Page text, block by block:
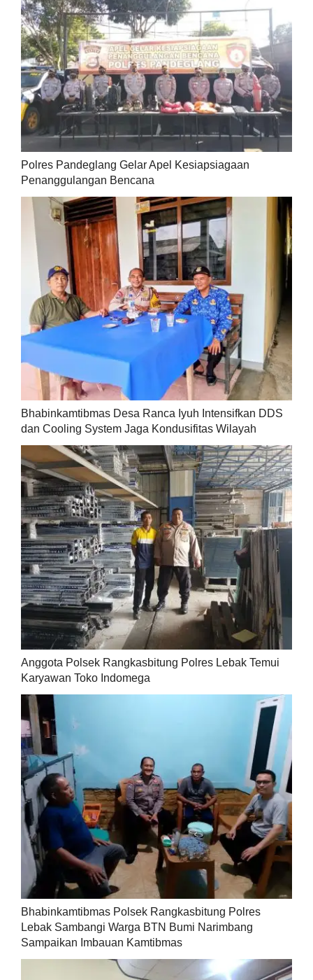
Polres Pandeglang Gelar Apel Kesiapsiagaan
Penanggulangan Bencana
Bhabinkamtibmas Desa Ranca Iyuh Intensifkan DDS
dan Cooling System Jaga Kondusifitas Wilayah
Anggota Polsek Rangkasbitung Polres Lebak Temui
Karyawan Toko Indomega
Bhabinkamtibmas Polsek Rangkasbitung Polres
Lebak Sambangi Warga BTN Bumi Narimbang
Sampaikan Imbauan Kamtibmas